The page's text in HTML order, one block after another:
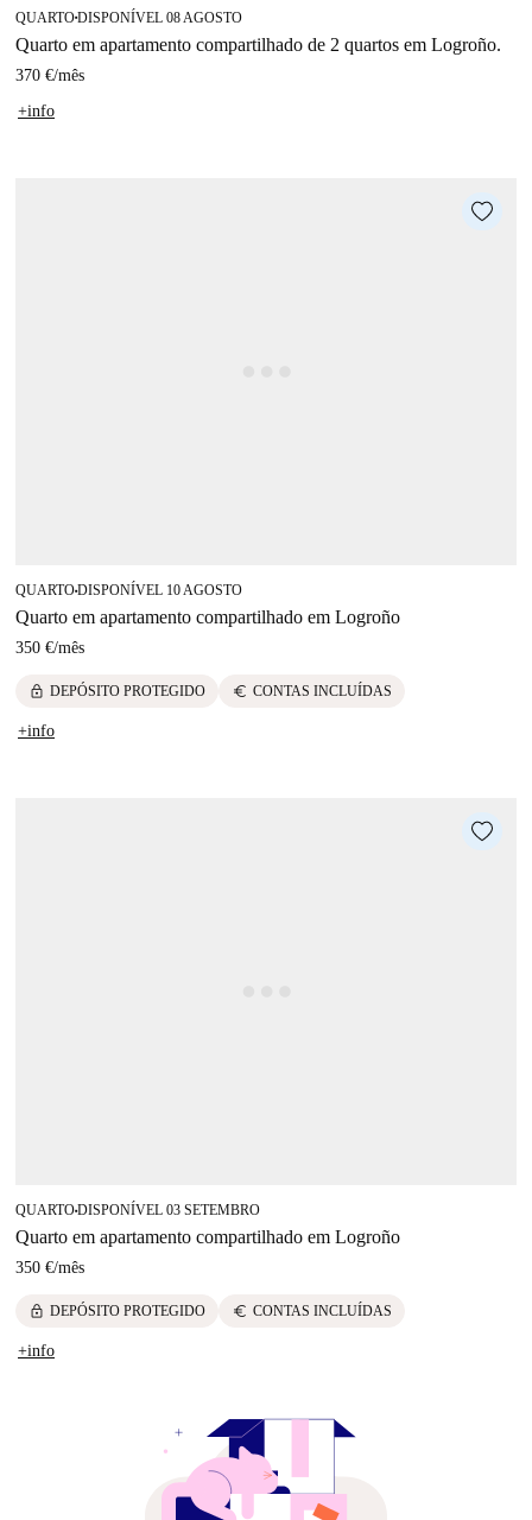
QUARTO■DISPONÍVEL 08 AGOSTO
Quarto em apartamento compartilhado de 2 quartos em Logroño.
370 €/mês
+info
QUARTO■DISPONÍVEL 10 AGOSTO
Quarto em apartamento compartilhado em Logroño
350 €/mês
lock DEPÓSITO PROTEGIDO euro CONTAS INCLUÍDAS
+info
QUARTO■DISPONÍVEL 03 SETEMBRO
Quarto em apartamento compartilhado em Logroño
350 €/mês
lock DEPÓSITO PROTEGIDO euro CONTAS INCLUÍDAS
+info